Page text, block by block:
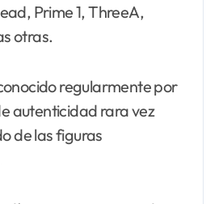
Prime 1, ThreeA,
otras.
regularmente por
autenticidad rara vez
de las figuras